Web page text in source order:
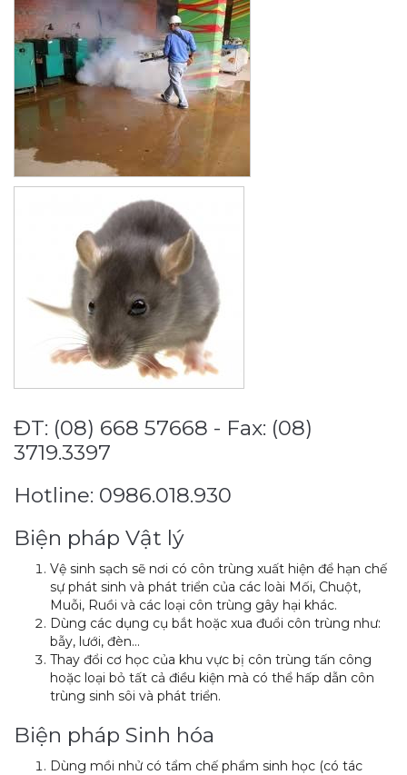
Xe đẩy làm vệ sinh Sài Gòn
ĐT: (08) 668 57668 - Fax: (08)
3719.3397
Hotline: 0986.018.930
Biện pháp Vật lý
Vệ sinh sạch sẽ nơi có côn trùng xuất hiện để hạn chế
sự phát sinh và phát triển của các loài Mối, Chuột,
Muỗi, Ruồi và các loại côn trùng gây hại khác.
Dùng các dụng cụ bắt hoặc xua đuổi côn trùng như:
bẫy, lưới, đèn…
Thay đổi cơ học của khu vực bị côn trùng tấn công
hoặc loại bỏ tất cả điều kiện mà có thể hấp dẫn côn
trùng sinh sôi và phát triển.
Biện pháp Sinh hóa
Dùng mồi nhử có tẩm chế phẩm sinh học (có tác